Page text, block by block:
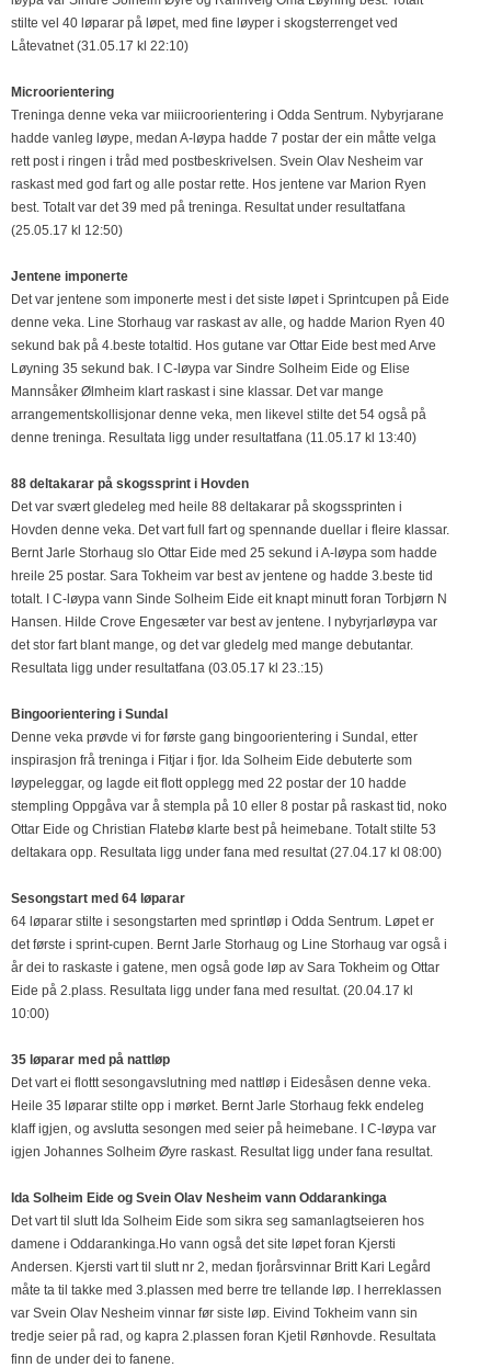
stilte vel 40 løparar på løpet, med fine løyper i skogsterrenget ved
Låtevatnet (31.05.17 kl 22:10)
Microorientering
Treninga denne veka var miiicroorientering i Odda Sentrum. Nybyrjarane
hadde vanleg løype, medan A-løypa hadde 7 postar der ein måtte velga
rett post i ringen i tråd med postbeskrivelsen. Svein Olav Nesheim var
raskast med god fart og alle postar rette. Hos jentene var Marion Ryen
best. Totalt var det 39 med på treninga. Resultat under resultatfana
(25.05.17 kl 12:50)
Jentene imponerte
Det var jentene som imponerte mest i det siste løpet i Sprintcupen på Eide
denne veka. Line Storhaug var raskast av alle, og hadde Marion Ryen 40
sekund bak på 4.beste totaltid. Hos gutane var Ottar Eide best med Arve
Løyning 35 sekund bak. I C-løypa var Sindre Solheim Eide og Elise
Mannsåker Ølmheim klart raskast i sine klassar. Det var mange
arrangementskollisjonar denne veka, men likevel stilte det 54 også på
denne treninga. Resultata ligg under resultatfana (11.05.17 kl 13:40)
88 deltakarar på skogssprint i Hovden
Det var svært gledeleg med heile 88 deltakarar på skogssprinten i
Hovden denne veka. Det vart full fart og spennande duellar i fleire klassar.
Bernt Jarle Storhaug slo Ottar Eide med 25 sekund i A-løypa som hadde
hreile 25 postar. Sara Tokheim var best av jentene og hadde 3.beste tid
totalt. I C-løypa vann Sinde Solheim Eide eit knapt minutt foran Torbjørn N
Hansen. Hilde Crove Engesæter var best av jentene. I nybyrjarløypa var
det stor fart blant mange, og det var gledelg med mange debutantar.
Resultata ligg under resultatfana (03.05.17 kl 23.:15)
Bingoorientering i Sundal
Denne veka prøvde vi for første gang bingoorientering i Sundal, etter
inspirasjon frå treninga i Fitjar i fjor. Ida Solheim Eide debuterte som
løypeleggar, og lagde eit flott opplegg med 22 postar der 10 hadde
stempling Oppgåva var å stempla på 10 eller 8 postar på raskast tid, noko
Ottar Eide og Christian Flatebø klarte best på heimebane. Totalt stilte 53
deltakara opp. Resultata ligg under fana med resultat (27.04.17 kl 08:00)
Sesongstart med 64 løparar
64 løparar stilte i sesongstarten med sprintløp i Odda Sentrum. Løpet er
det første i sprint-cupen. Bernt Jarle Storhaug og Line Storhaug var også i
år dei to raskaste i gatene, men også gode løp av Sara Tokheim og Ottar
Eide på 2.plass. Resultata ligg under fana med resultat. (20.04.17 kl
10:00)
35 løparar med på nattløp
Det vart ei flottt sesongavslutning med nattløp i Eidesåsen denne veka.
Heile 35 løparar stilte opp i mørket. Bernt Jarle Storhaug fekk endeleg
klaff igjen, og avslutta sesongen med seier på heimebane. I C-løypa var
igjen Johannes Solheim Øyre raskast. Resultat ligg under fana resultat.
Ida Solheim Eide og Svein Olav Nesheim vann Oddarankinga
Det vart til slutt Ida Solheim Eide som sikra seg samanlagtseieren hos
damene i Oddarankinga.Ho vann også det site løpet foran Kjersti
Andersen. Kjersti vart til slutt nr 2, medan fjorårsvinnar Britt Kari Legård
måte ta til takke med 3.plassen med berre tre tellande løp. I herreklassen
var Svein Olav Nesheim vinnar før siste løp. Eivind Tokheim vann sin
tredje seier på rad, og kapra 2.plassen foran Kjetil Rønhovde. Resultata
finn de under dei to fanene.